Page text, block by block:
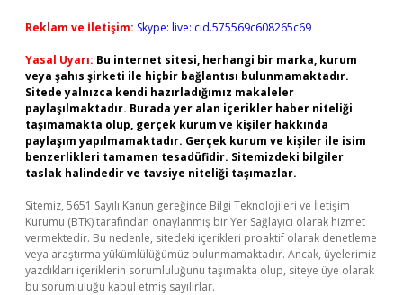
Reklam ve İletişim: Skype: live:.cid.575569c608265c69
Yasal Uyarı: Bu internet sitesi, herhangi bir marka, kurum
veya şahıs şirketi ile hiçbir bağlantısı bulunmamaktadır.
Sitede yalnızca kendi hazırladığımız makaleler
paylaşılmaktadır. Burada yer alan içerikler haber niteliği
taşımamakta olup, gerçek kurum ve kişiler hakkında
paylaşım yapılmamaktadır. Gerçek kurum ve kişiler ile isim
benzerlikleri tamamen tesadüfidir. Sitemizdeki bilgiler
taslak halindedir ve tavsiye niteliği taşımazlar.
Sitemiz, 5651 Sayılı Kanun gereğince Bilgi Teknolojileri ve İletişim
Kurumu (BTK) tarafından onaylanmış bir Yer Sağlayıcı olarak hizmet
vermektedir. Bu nedenle, sitedeki içerikleri proaktif olarak denetleme
veya araştırma yükümlülüğümüz bulunmamaktadır. Ancak, üyelerimiz
yazdıkları içeriklerin sorumluluğunu taşımakta olup, siteye üye olarak
bu sorumluluğu kabul etmiş sayılırlar.